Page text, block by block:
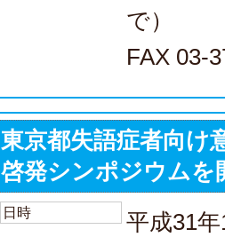
で）
FAX 03-
東京都失語症者向け
啓発シンポジウムを
日時
平成31